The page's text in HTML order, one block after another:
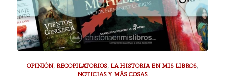
OPINIÓN, RECOPILATORIOS, LA HISTORIA EN MIS LIBROS,
NOTICIAS Y MÁS COSAS